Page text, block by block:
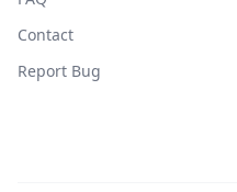
Contact
Report Bug